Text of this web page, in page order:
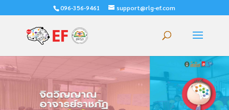
096-356-9461 support@rlg-ef.com